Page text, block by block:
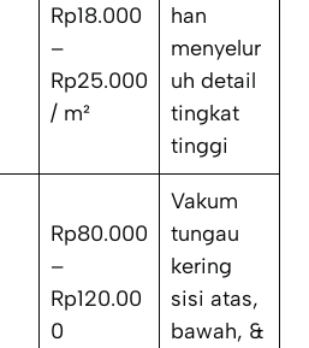
Rp18.000
–
Rp25.000
/ m²
han
menyelur
uh detail
tingkat
tinggi
Rp80.000
–
Rp120.00
0
Vakum
tungau
kering
sisi atas,
bawah, &